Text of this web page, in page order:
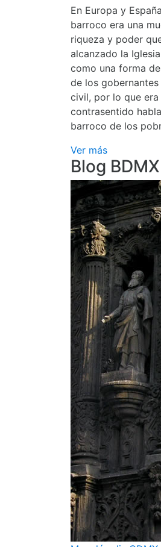
En Europa y
barroco era una
riqueza y poder
alcanzado la
como una forma
de los
civil, por lo que era
contrasentido
barroco de los
Ver más
Blog BDMX